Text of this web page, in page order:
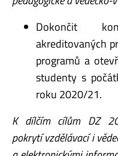
Dokončit
akreditovaných
programů a
studenty s
roku 2020/21.
K dílčím cílům DZ
pokrytí vzdělávací i